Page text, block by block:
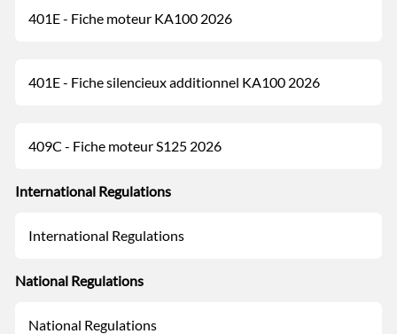
401E - Fiche moteur KA100 2026
401E - Fiche silencieux additionnel KA100 2026
409C - Fiche moteur S125 2026
International Regulations
International Regulations
National Regulations
National Regulations